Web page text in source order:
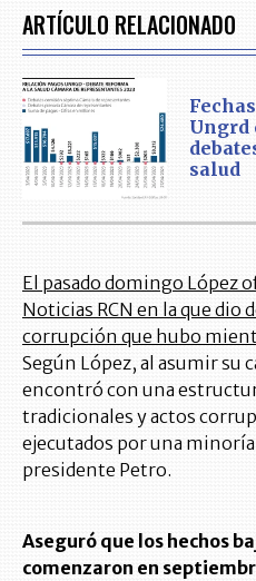
ARTÍCULO RELACIONADO
Ungrd
salud
El pasado domingo López
Noticias RCN en la que dio
corrupción que hubo
Según López, al asumir su
encontró con una
tradicionales y actos
ejecutados por una
presidente Petro.
Aseguró que los hechos
comenzaron en